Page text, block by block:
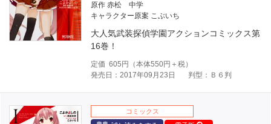
原作 赤松 中学
キャラクター原案 こぶいち
大人気武装探偵学園アクションコミックス第
16巻！
定価 605 円（本体550円＋税）
発売日：2017年09月23日
判型：Ｂ６判
コミックス